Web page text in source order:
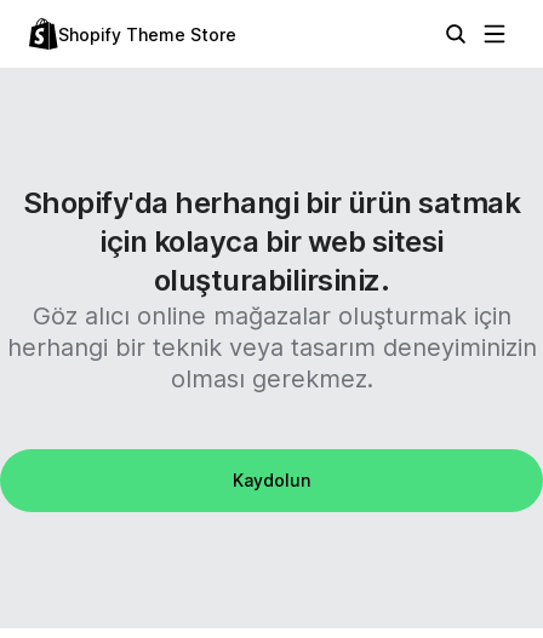
Shopify Theme Store
Shopify'da herhangi bir ürün satmak
için kolayca bir web sitesi
oluşturabilirsiniz.
Göz alıcı online mağazalar oluşturmak için
herhangi bir teknik veya tasarım deneyiminizin
olması gerekmez.
Kaydolun